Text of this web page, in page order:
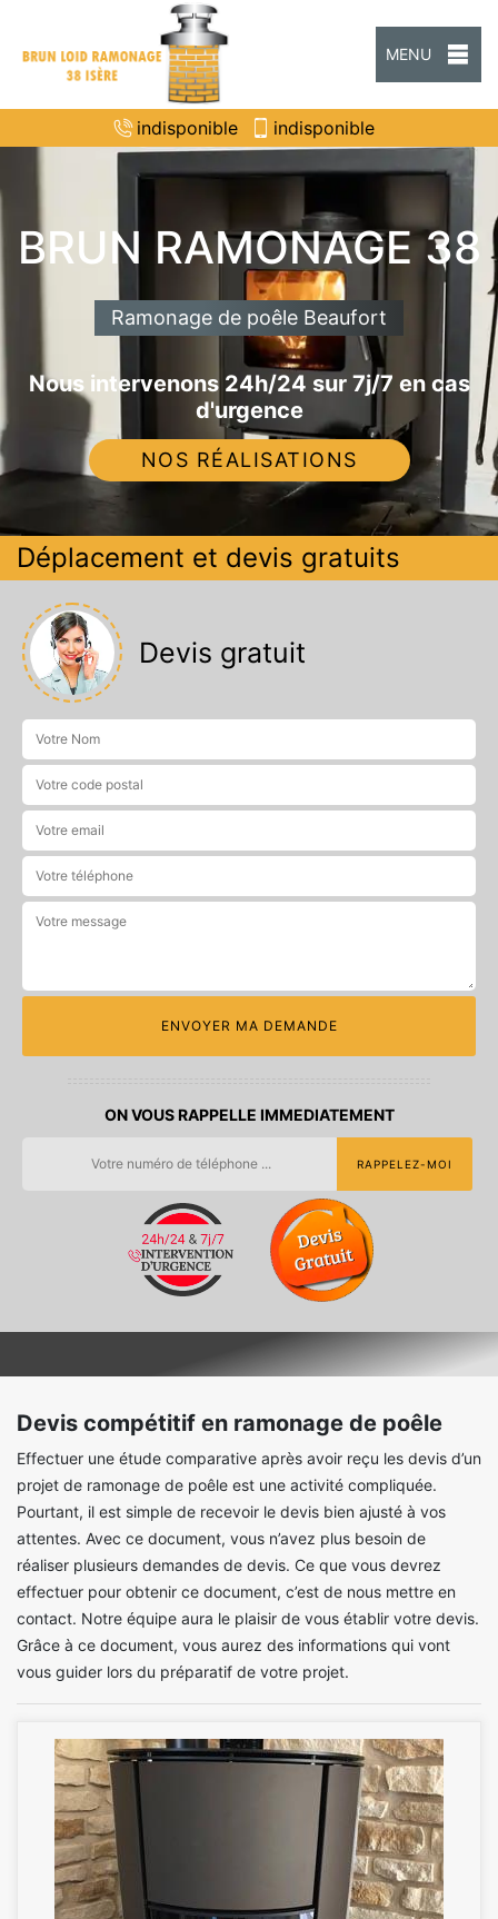
MENU
indisponible indisponible
BRUN RAMONAGE 38
Ramonage de poêle Beaufort
Nous intervenons 24h/24 sur 7j/7 en cas
d'urgence
NOS RÉALISATIONS
Déplacement et devis gratuits
Devis gratuit
ON VOUS RAPPELLE IMMEDIATEMENT
Devis compétitif en ramonage de poêle
Effectuer une étude comparative après avoir reçu les devis d’un
projet de ramonage de poêle est une activité compliquée.
Pourtant, il est simple de recevoir le devis bien ajusté à vos
attentes. Avec ce document, vous n’avez plus besoin de
réaliser plusieurs demandes de devis. Ce que vous devrez
effectuer pour obtenir ce document, c’est de nous mettre en
contact. Notre équipe aura le plaisir de vous établir votre devis.
Grâce à ce document, vous aurez des informations qui vont
vous guider lors du préparatif de votre projet.